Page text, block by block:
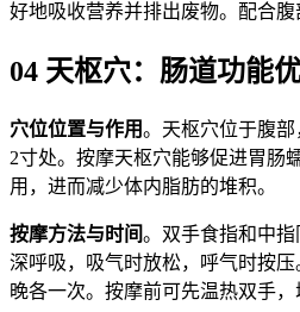
好地吸收营养并排出废物。配合腹
04 天枢穴：肠道功能
穴位位置与作用。天枢穴位于腹
2寸处。按摩天枢穴能够促进胃肠
用，进而减少体内脂肪的堆积。
按摩方法与时间。双手食指和中
深呼吸，吸气时放松，呼气时按
晚各一次。按摩前可先温热双手，